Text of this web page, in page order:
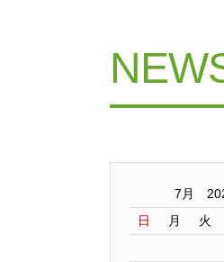
7月
日
月 火